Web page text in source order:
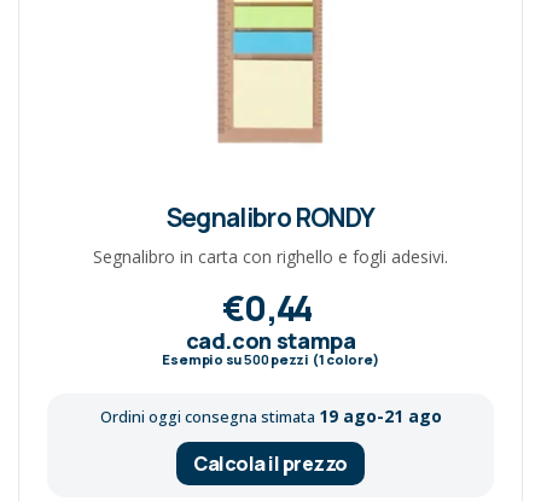
Segnalibro RONDY
Segnalibro in carta con righello e fogli adesivi.
€0,44
cad.con stampa
Esempio su500pezzi (1 colore)
Ordini oggi consegna stimata 19 ago-21 ago
Calcola il prezzo